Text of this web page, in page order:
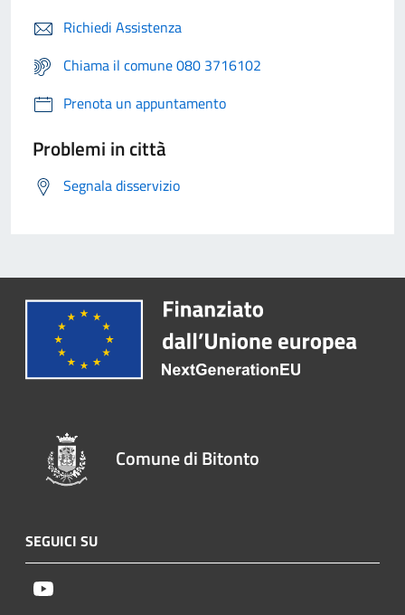
Richiedi Assistenza
Chiama il comune 080 3716102
Prenota un appuntamento
Problemi in città
Segnala disservizio
Comune di Bitonto
SEGUICI SU